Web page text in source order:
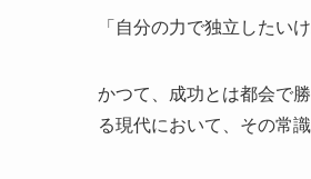
「自分の力で独立したい
かつて、成功とは都会で
る現代において、その常